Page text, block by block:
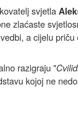
svjetla
zlaćaste
a cijelu
razigraju "
kojoj ne